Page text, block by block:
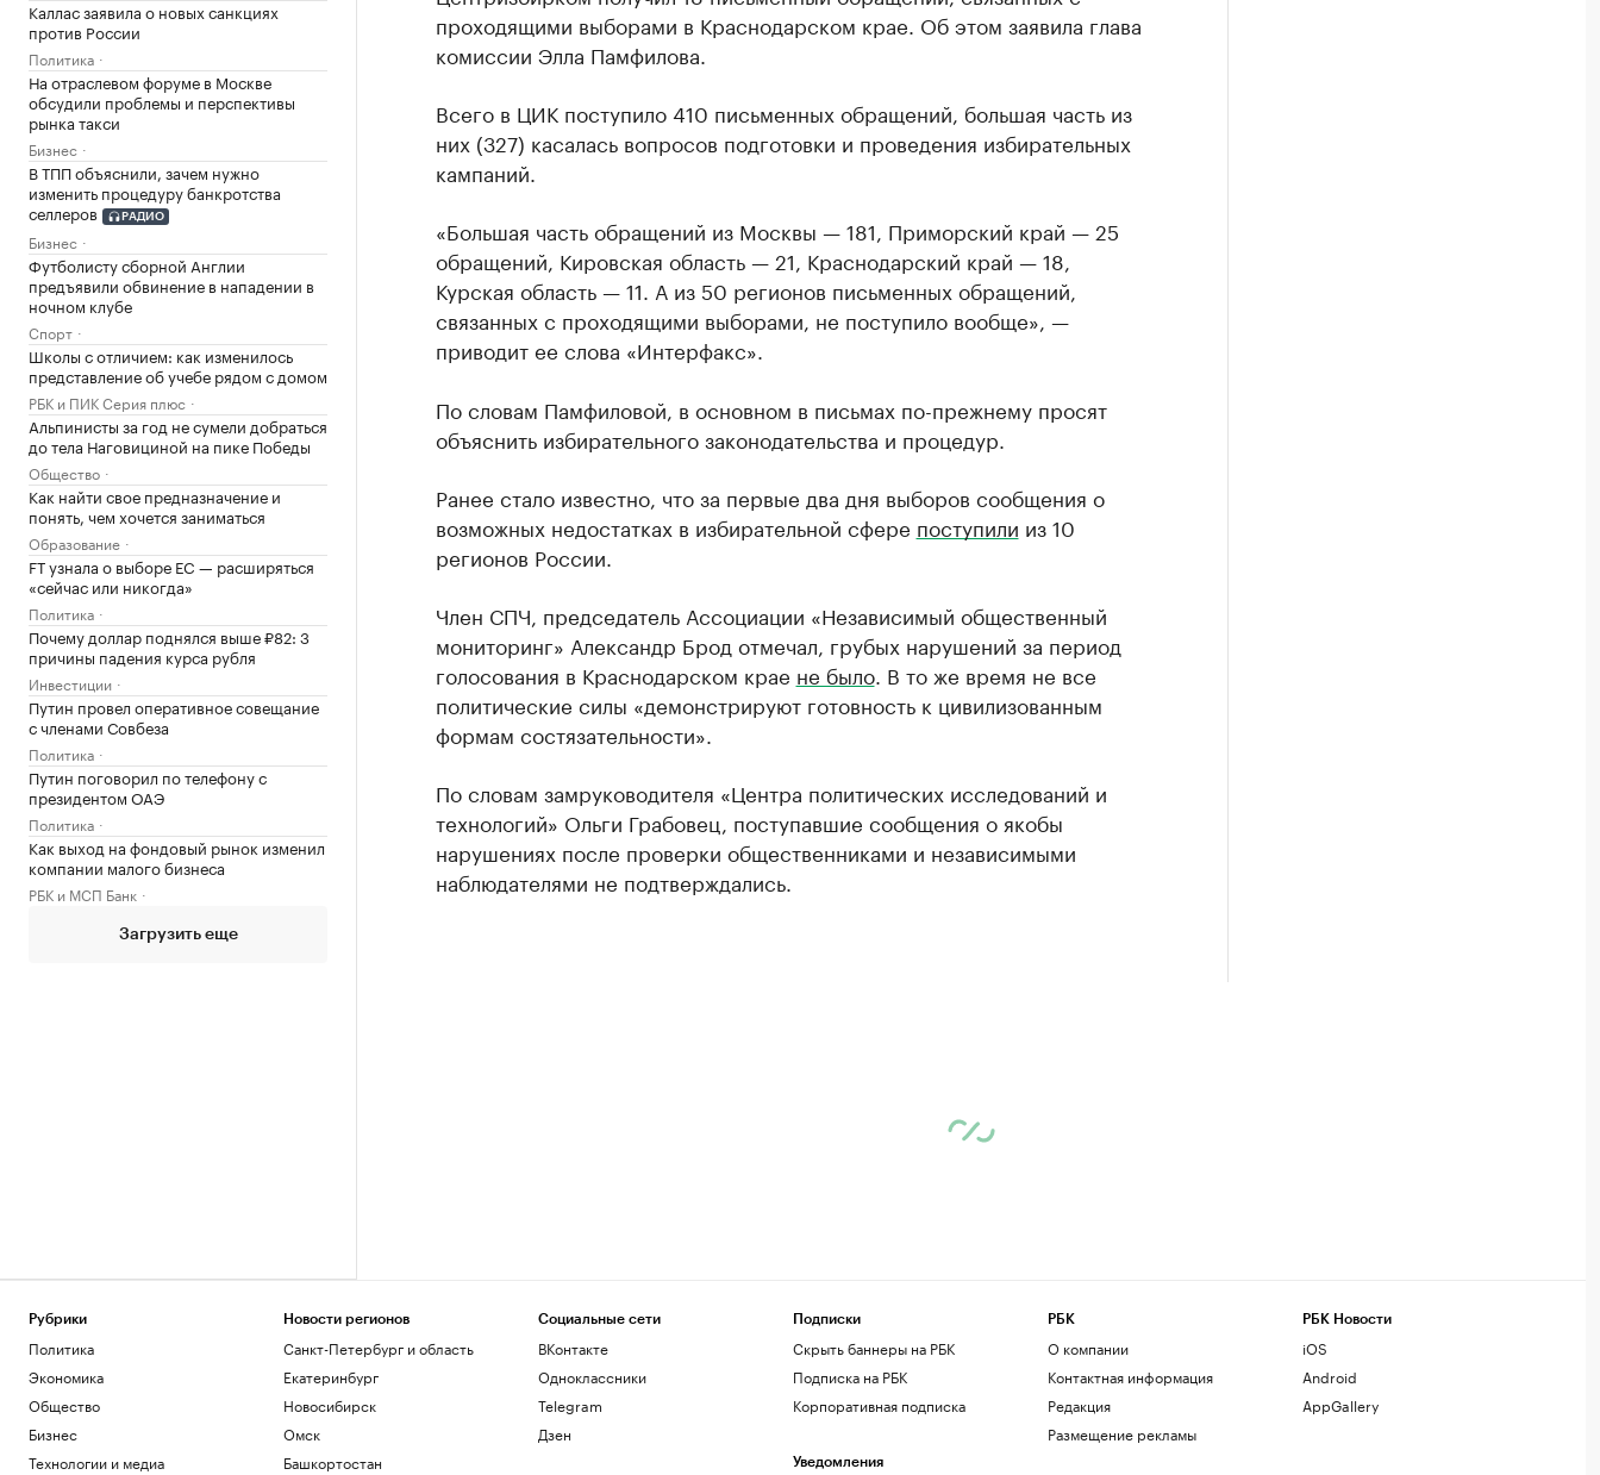
Каллас заявила о новых санкциях
против России
Политика
На отраслевом форуме в Москве
обсудили проблемы и перспективы
рынка такси
Бизнес
В ТПП объяснили, зачем нужно
изменить процедуру банкротства
селлеров
РАДИО
Бизнес
Футболисту сборной Англии
предъявили обвинение в нападении в
ночном клубе
Спорт
Школы с отличием: как изменилось
представление об учебе рядом с домом
РБК и ПИК Серия плюс
Альпинисты за год не сумели добраться
до тела Наговициной на пике Победы
Общество
Как найти свое предназначение и
понять, чем хочется заниматься
Образование
FT узнала о выборе ЕС — расширяться
«сейчас или никогда»
Политика
Почему доллар поднялся выше ₽82: 3
причины падения курса рубля
Инвестиции
Путин провел оперативное совещание
с членами Совбеза
Политика
Путин поговорил по телефону с
президентом ОАЭ
Политика
Как выход на фондовый рынок изменил
компании малого бизнеса
РБК и МСП Банк
Загрузить еще
проходящими выборами в Краснодарском крае. Об этом заявила глава
комиссии Элла Памфилова.
Всего в ЦИК поступило 410 письменных обращений, большая часть из
них (327) касалась вопросов подготовки и проведения избирательных
кампаний.
«Большая часть обращений из Москвы — 181, Приморский край — 25
обращений, Кировская область — 21, Краснодарский край — 18,
Курская область — 11. А из 50 регионов письменных обращений,
связанных с проходящими выборами, не поступило вообще», —
приводит ее слова «Интерфакс».
По словам Памфиловой, в основном в письмах по-прежнему просят
объяснить избирательного законодательства и процедур.
Ранее стало известно, что за первые два дня выборов сообщения о
возможных недостатках в избирательной сфере поступили из 10
регионов России.
Член СПЧ, председатель Ассоциации «Независимый общественный
мониторинг» Александр Брод отмечал, грубых нарушений за период
голосования в Краснодарском крае не было. В то же время не все
политические силы «демонстрируют готовность к цивилизованным
формам состязательности».
По словам замруководителя «Центра политических исследований и
технологий» Ольги Грабовец, поступавшие сообщения о якобы
нарушениях после проверки общественниками и независимыми
наблюдателями не подтверждались.
Рубрики
Политика
Экономика
Общество
Бизнес
Технологии и медиа
Новости регионов
Санкт-Петербург и область
Екатеринбург
Новосибирск
Омск
Башкортостан
Социальные сети
ВКонтакте
Одноклассники
Telegram
Дзен
Подписки
Скрыть баннеры на РБК
Подписка на РБК
Корпоративная подписка
Уведомления
РБК
О компании
Контактная информация
Редакция
Размещение рекламы
РБК Новости
iOS
Android
AppGallery